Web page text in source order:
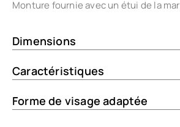
Monture fournie avec un étui de la
Dimensions
Caractéristiques
Forme de visage adaptée